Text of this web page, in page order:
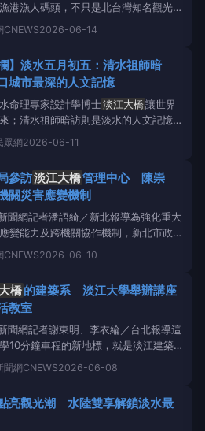
港漁人碼頭，不只是北台灣知名觀光漁
眾假日出遊首選。港區擁有遼闊海景、
豐富人文特色，從幾米溜溜帽遊樂場、
水河口獨特景觀。新北市漁業處邀請
CNEWS2026-06-14
】淡水五月初五：清水祖師暗
城市最深的人文記憶
命理專家設計學博士淡江大橋讓世界
；清水祖師暗訪則是淡水的人文記憶的
水與八里之間即將展開的全新天際線。
淡江大橋完工
眾網2026-06-11
參訪淡江大橋管理中心 陳崇
關災害應變機制
聞網記者潘語綺／新北報導為強化重大
變能力及跨機關協作機制，新北市政府
）日，由新北市消防局長陳崇岳率
公路局北區養護工程分局轄管之
災影像資訊整合等議題進行意見交換。
CNEWS2026-06-10
橋的建築系 淡江大學舉辦講座
教室
聞網記者謝東明、李衣綸／台北報導這
10分鐘車程的新地標，就是淡江建築
江大學建築學系主任柯純融與教授駱又
淡江大橋
系列講座BUILDINGTHEUNBUI
聞網CNEWS2026-06-08
亮觀光潮 水陸雙享解鎖淡水最